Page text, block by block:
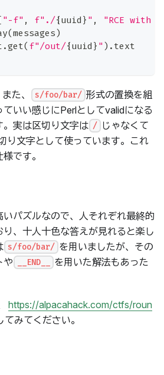
[ "-f" , f"./{uuid } " ,
"RCE with
(messages)
.get( f"/out/{uuid } " ) . text
た、 s/foo/bar/ 形式の置換を組
いい感じにPerlとしてvalidになる
。実は区切り文字は / じゃなくて
り文字として使っています。これ
です。
パズルなので、人それぞれ最終的
、十人十色な答えが見れると楽し
s/foo/bar/ を用いましたが、その
や
__END__
を用いた解法もあった
https://alpacahack.com/ctfs/roun
てみてください。